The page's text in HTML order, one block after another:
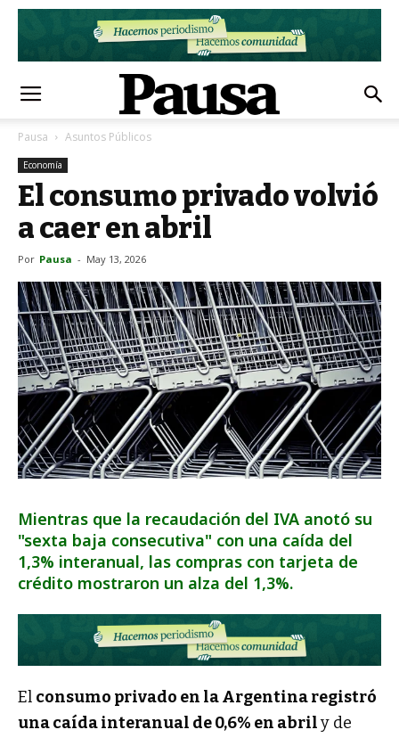
Pausa Asuntos Públicos
Economía
El consumo privado volvió
a caer en abril
Por Pausa - May 13, 2026
Mientras que la recaudación del IVA anotó su
"sexta baja consecutiva" con una caída del
1,3% interanual, las compras con tarjeta de
crédito mostraron un alza del 1,3%.
El consumo privado en la Argentina registró
una caída interanual de 0,6% en abrily de